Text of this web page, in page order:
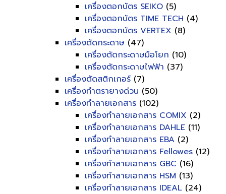
เครื่องตอกบัตร SEIKO (5)
เครื่องตอกบัตร TIME TECH (4)
เครื่องตอกบัตร VERTEX (8)
เครื่องตัดกระดาษ (47)
เครื่องตัดกระดาษมือโยก (10)
เครื่องตัดกระดาษไฟฟ้า (37)
เครื่องตัดสติกเกอร์ (7)
เครื่องทำตรายางด่วน (50)
เครื่องทำลายเอกสาร (102)
เครื่องทำลายเอกสาร COMIX (2)
เครื่องทำลายเอกสาร DAHLE (11)
เครื่องทำลายเอกสาร EBA (2)
เครื่องทำลายเอกสาร Fellowes (12)
เครื่องทำลายเอกสาร GBC (16)
เครื่องทำลายเอกสาร HSM (13)
เครื่องทำลายเอกสาร IDEAL (24)